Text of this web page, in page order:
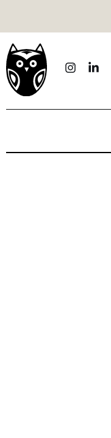
Économie
Monde